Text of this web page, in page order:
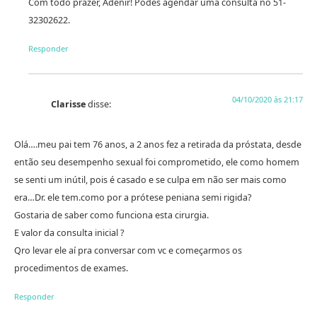
32302622.
Responder
Clarissedisse: 04/10/2020 às 21:17
Olá….meu pai tem 76 anos, a 2 anos fez a retirada da próstata, desde
então seu desempenho sexual foi comprometido, ele como homem
se senti um inútil, pois é casado e se culpa em não ser mais como
era…Dr. ele tem.como por a prótese peniana semi rigida?
Gostaria de saber como funciona esta cirurgia.
E valor da consulta inicial ?
Qro levar ele aí pra conversar com vc e começarmos os
procedimentos de exames.
Responder